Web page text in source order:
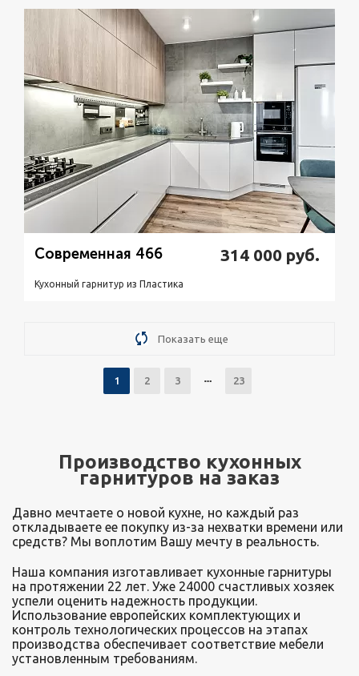
Подробнее Узнать стоимость
Современная 466 314 000 руб.
Кухонный гарнитур из Пластикa
Подробнее
Показать еще
1 2 3 23
Производство кухонных
гарнитуров на заказ
Давно мечтаете о новой кухне, но каждый раз
откладываете ее покупку из-за нехватки времени или
средств? Мы воплотим Вашу мечту в реальность.
Наша компания изготавливает кухонные гарнитуры
на протяжении 22 лет. Уже 24000 счастливых хозяек
успели оценить надежность продукции.
Использование европейских комплектующих и
контроль технологических процессов на этапах
производства обеспечивает соответствие мебели
установленным требованиям.